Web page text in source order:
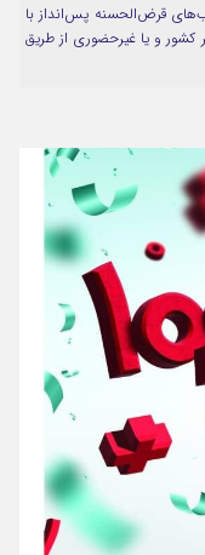
قرض‌الحسنه پس‌انداز با
در سراسر کشور و یا غیرحضوری از طریق